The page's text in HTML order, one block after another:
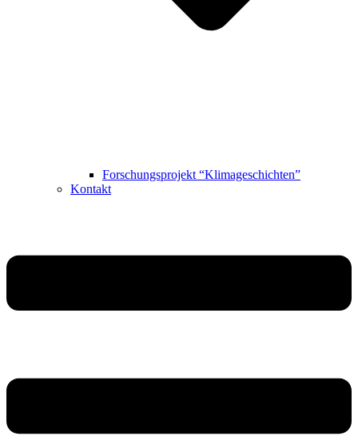
Forschungsprojekt “Klimageschichten”
Kontakt